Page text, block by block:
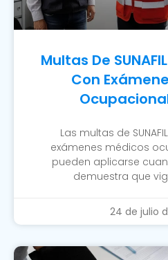
Multas De
Con
Las multas de
exámenes médicos
pueden aplicarse
demuestra que
24 de julio